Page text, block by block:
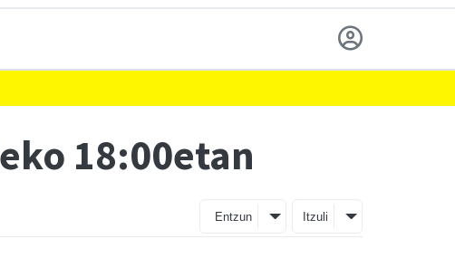
18:00etan
Entzun Itzuli